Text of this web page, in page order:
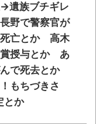
遺族ブチギレ
野で警察官が
死亡とか 高木
賞授与とか あ
で死去とか
もちづきさ
とか